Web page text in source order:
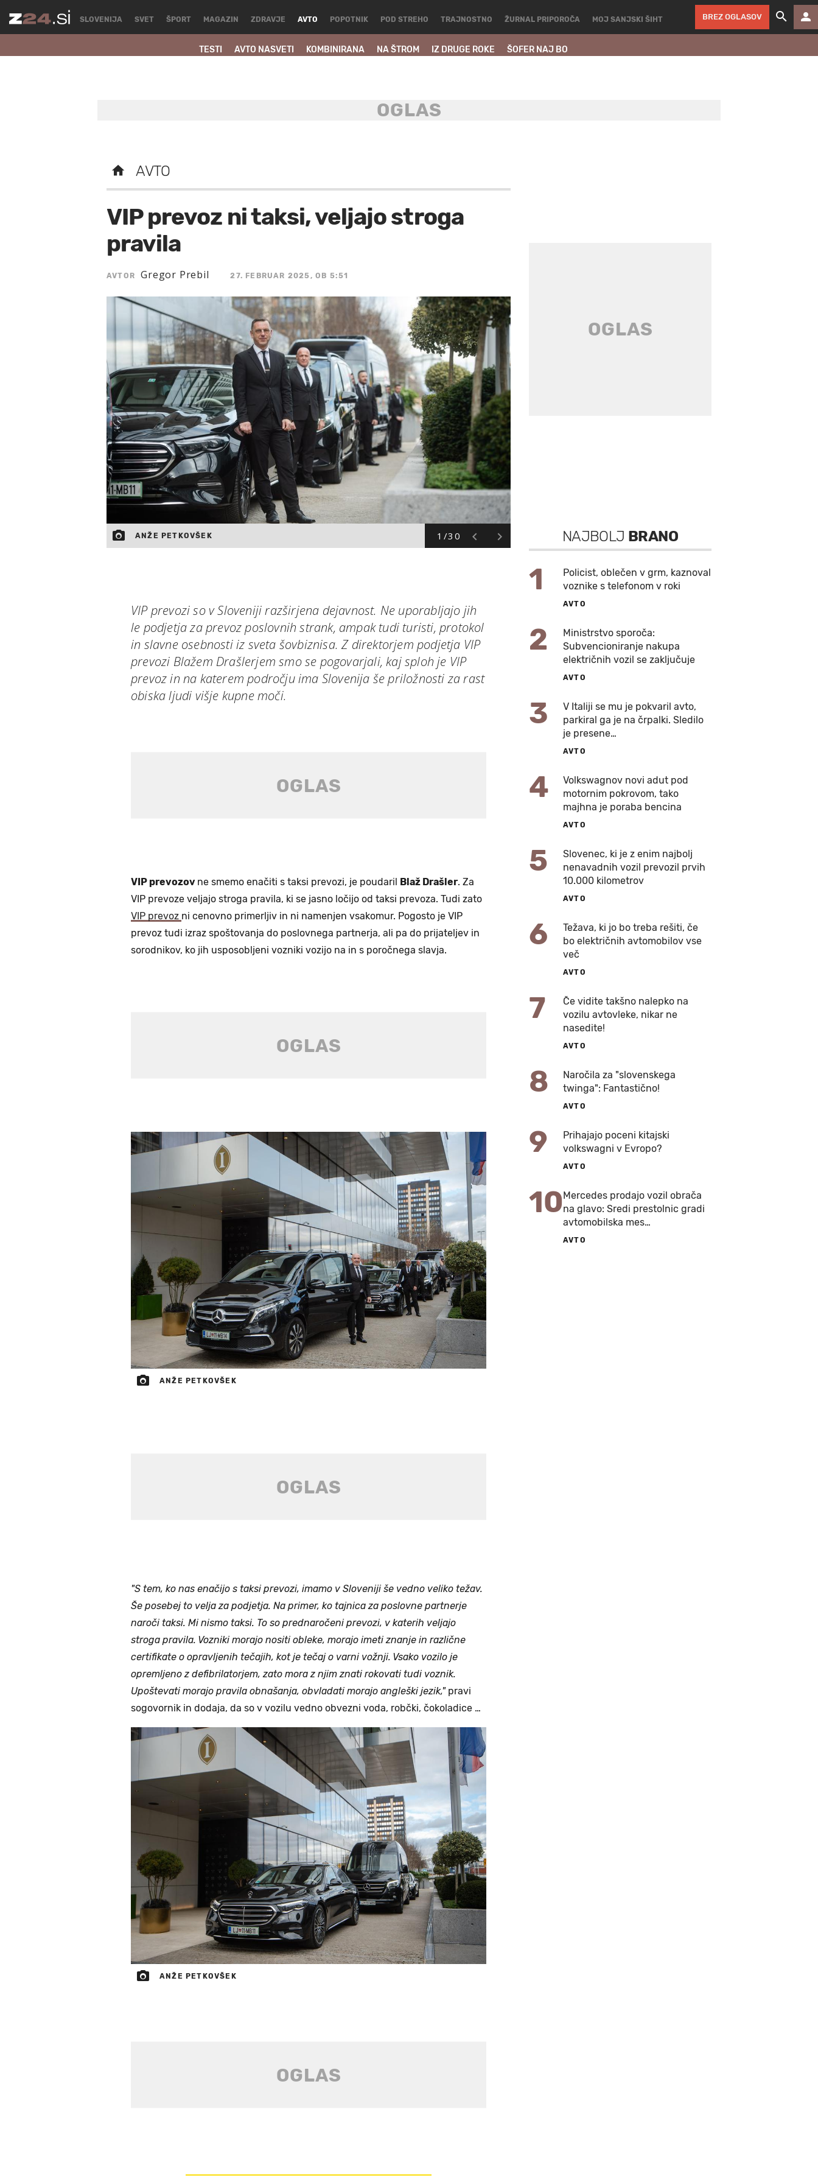
SLOVENIJA SVET ŠPORT MAGAZIN ZDRAVJE AVTO
TESTI AVTO NASVETI KOMBINIRANA NA ŠTROM IZ DRUGE ROKE ŠOFER NAJ BO
POPOTNIK POD STREHO TRAJNOSTNO ŽURNAL PRIPOROČA MOJ SANJSKI ŠIHT BREZ OGLASOV
AVTO
VIP prevoz ni taksi, veljajo stroga
pravila
AVTOR Gregor Prebil 27. FEBRUAR 2025, OB 5:51
1/30
ANŽE PETKOVŠEK
VIP prevozi so v Sloveniji razširjena dejavnost. Ne uporabljajo jih
le podjetja za prevoz poslovnih strank, ampak tudi turisti, protokol
in slavne osebnosti iz sveta šovbiznisa. Z direktorjem podjetja VIP
prevozi Blažem Drašlerjem smo se pogovarjali, kaj sploh je VIP
prevoz in na katerem področju ima Slovenija še priložnosti za rast
obiska ljudi višje kupne moči.
VIP prevozov ne smemo enačiti s taksi prevozi, je poudaril Blaž Drašler. Za
VIP prevoze veljajo stroga pravila, ki se jasno ločijo od taksi prevoza. Tudi zato
VIP prevoz ni cenovno primerljiv in ni namenjen vsakomur. Pogosto je VIP
prevoz tudi izraz spoštovanja do poslovnega partnerja, ali pa do prijateljev in
sorodnikov, ko jih usposobljeni vozniki vozijo na in s poročnega slavja.
ANŽE PETKOVŠEK
"S tem, ko nas enačijo s taksi prevozi, imamo v Sloveniji še vedno veliko težav.
Še posebej to velja za podjetja. Na primer, ko tajnica za poslovne partnerje
naroči taksi. Mi nismo taksi. To so prednaročeni prevozi, v katerih veljajo
stroga pravila. Vozniki morajo nositi obleke, morajo imeti znanje in različne
certifikate o opravljenih tečajih, kot je tečaj o varni vožnji. Vsako vozilo je
opremljeno z defibrilatorjem, zato mora z njim znati rokovati tudi voznik.
Upoštevati morajo pravila obnašanja, obvladati morajo angleški jezik," pravi
sogovornik in dodaja, da so v vozilu vedno obvezni voda, robčki, čokoladice …
ANŽE PETKOVŠEK
NAJBOLJ BRANO
1
Policist, oblečen v grm, kaznoval
voznike s telefonom v roki
AVTO
2
Ministrstvo sporoča:
Subvencioniranje nakupa
električnih vozil se zaključuje
AVTO
3
V Italiji se mu je pokvaril avto,
parkiral ga je na črpalki. Sledilo
je presene…
AVTO
4
Volkswagnov novi adut pod
motornim pokrovom, tako
majhna je poraba bencina
AVTO
5
Slovenec, ki je z enim najbolj
nenavadnih vozil prevozil prvih
10.000 kilometrov
AVTO
6
Težava, ki jo bo treba rešiti, če
bo električnih avtomobilov vse
več
AVTO
7
Če vidite takšno nalepko na
vozilu avtovleke, nikar ne
nasedite!
AVTO
8
Naročila za "slovenskega
twinga": Fantastično!
AVTO
9
Prihajajo poceni kitajski
volkswagni v Evropo?
AVTO
10Mercedes prodajo vozil obrača
na glavo: Sredi prestolnic gradi
avtomobilska mes…
AVTO